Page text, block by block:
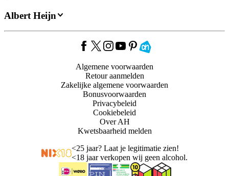
Albert Heijn
Algemene voorwaarden
Retour aanmelden
Zakelijke algemene voorwaarden
Bonusvoorwaarden
Privacybeleid
Cookiebeleid
Over AH
Kwetsbaarheid melden
<25 jaar? Laat je legitimatie zien!
<18 jaar verkopen wij geen alcohol.